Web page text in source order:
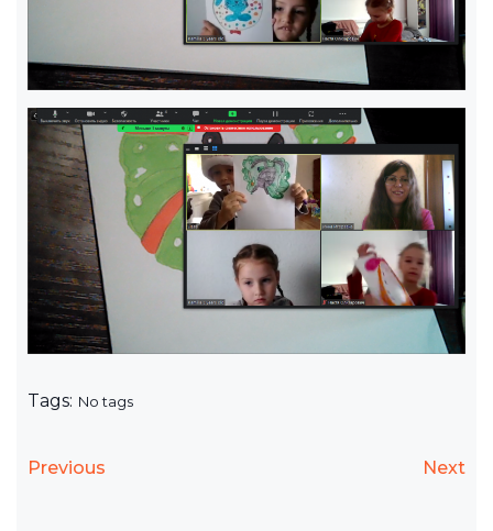
Tags: No tags
Previous Next